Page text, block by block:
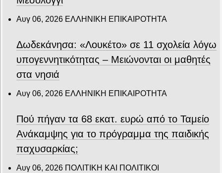
Αυγ 06, 2026 ΕΛΛΗΝΙΚΗ ΕΠΙΚΑΙΡΟΤΗΤΑ
Δωδεκάνησα: «Λουκέτο» σε 11 σχολεία λόγω
υπογεννητικότητας – Μειώνονται οι μαθητές
στα νησιά
Αυγ 06, 2026 ΕΛΛΗΝΙΚΗ ΕΠΙΚΑΙΡΟΤΗΤΑ
Πού πήγαν τα 68 εκατ. ευρώ από το Ταμείο
Ανάκαμψης για το πρόγραμμα της παιδικής
παχυσαρκίας;
Αυγ 06, 2026 ΠΟΛΙΤΙΚΗ ΚΑΙ ΠΟΛΙΤΙΚΟΙ